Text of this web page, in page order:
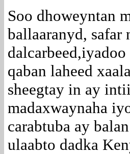
Soo dhoweyntan
ballaaranyd, safar
qaban laheed
sheegtay in ay
madaxwaynaha
carabtuba ay
ulaabto dadka